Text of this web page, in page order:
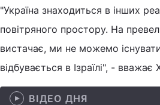
"Україна знаходиться в інших
повітряного простору. На
вистачає, ми не можемо існувати
відбувається в Ізраїлі", - вважає
ВІДЕО ДНЯ